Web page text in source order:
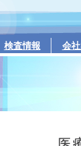
検査情報 会